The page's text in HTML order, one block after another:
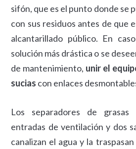
sifón, que es el punto donde se
con sus residuos antes de que
alcantarillado público. En
solución más drástica o se
de mantenimiento, unir el
sucias con enlaces
Los separadores de
entradas de ventilación y dos
canalizan el agua y la